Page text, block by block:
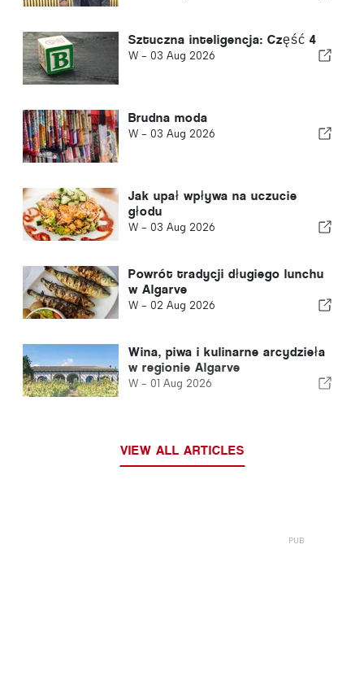
Sztuczna inteligencja: Część 4
W - 03 Aug 2026
Brudna moda
W - 03 Aug 2026
Jak upał wpływa na uczucie
głodu
W - 03 Aug 2026
Powrót tradycji długiego lunchu
w Algarve
W - 02 Aug 2026
Wina, piwa i kulinarne arcydzieła
w regionie Algarve
W - 01 Aug 2026
VIEW ALL ARTICLES